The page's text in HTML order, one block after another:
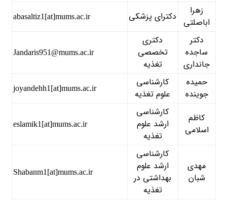
زهرا
اباصلتی
دکترای پزشکی abasaltiz1[at]mums.ac.ir
دکتر
ساجده
جانداری
دکتری
تخصصی
تغذیه
Jandaris951@mums.ac.ir
حمیده
جوینده
کارشناسی
علوم تغذیه
joyandehh1[at]mums.ac.ir
کاظم
اسلامی
کارشناسی
ارشد علوم
تغذیه
eslamik1[at]mums.ac.ir
مهدی
شبان
کارشناسی
ارشد علوم
بهداشتی در
تغذیه
Shabanm1[at]mums.ac.ir